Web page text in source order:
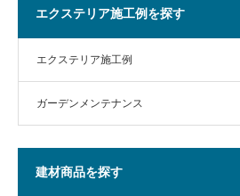
エクステリア施工例を探す
エクステリア施工例
ガーデンメンテナンス
建材商品を探す